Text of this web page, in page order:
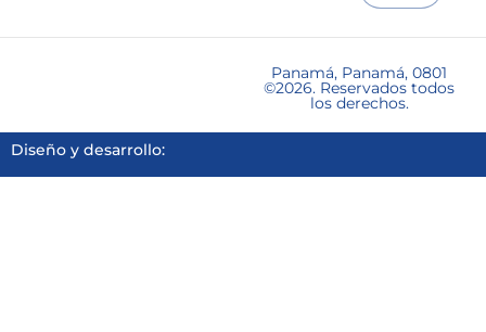
Panamá, Panamá, 0801
©2026. Reservados todos
los derechos.
Diseño y desarrollo: